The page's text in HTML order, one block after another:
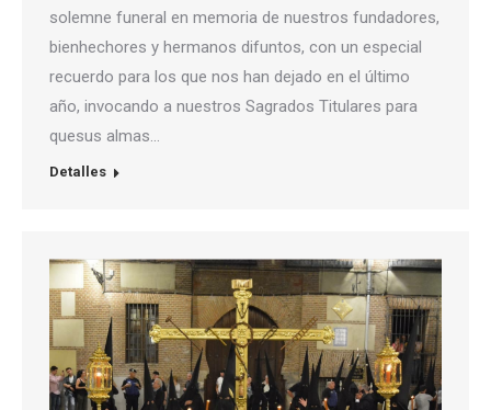
solemne funeral en memoria de nuestros fundadores,
bienhechores y hermanos difuntos, con un especial
recuerdo para los que nos han dejado en el último
año, invocando a nuestros Sagrados Titulares para
quesus almas…
Detalles